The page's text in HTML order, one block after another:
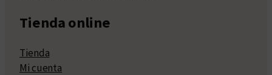
Tienda online
Tienda
Mi cuenta